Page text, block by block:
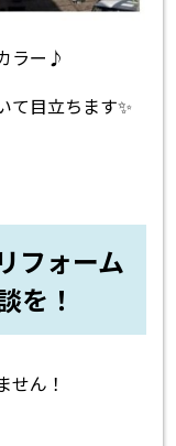
ラー♪
て目立ちます✨
フォーム
を！
せん！